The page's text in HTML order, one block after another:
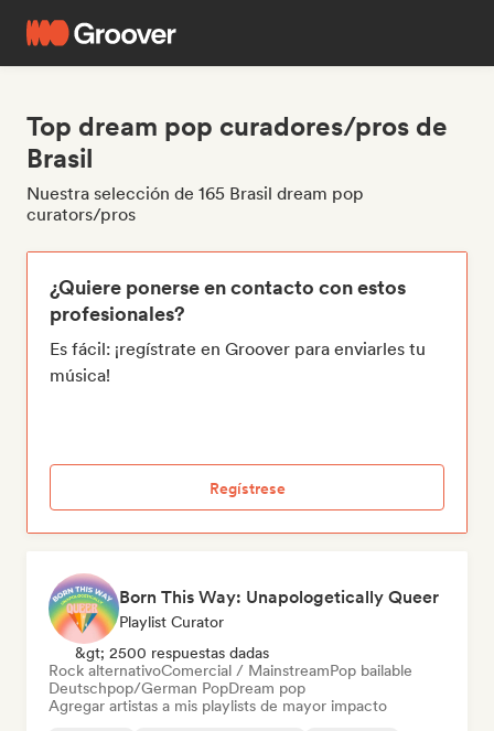
Top dream pop curadores/pros de
Brasil
Nuestra selección de 165 Brasil dream pop
curators/pros
¿Quiere ponerse en contacto con estos
profesionales?
Es fácil: ¡regístrate en Groover para enviarles tu
música!
Regístrese
Born This Way: Unapologetically Queer
Playlist Curator
&gt; 2500 respuestas dadas
Rock alternativoComercial / MainstreamPop bailable
Deutschpop/German PopDream pop
Agregar artistas a mis playlists de mayor impacto